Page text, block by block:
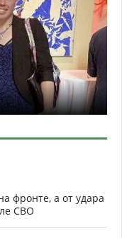
фронте, а от удара
СВО